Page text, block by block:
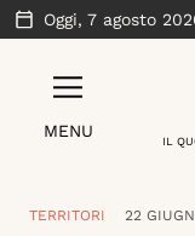
Oggi, 7 agosto
MENU
IL
TERRITORI 22